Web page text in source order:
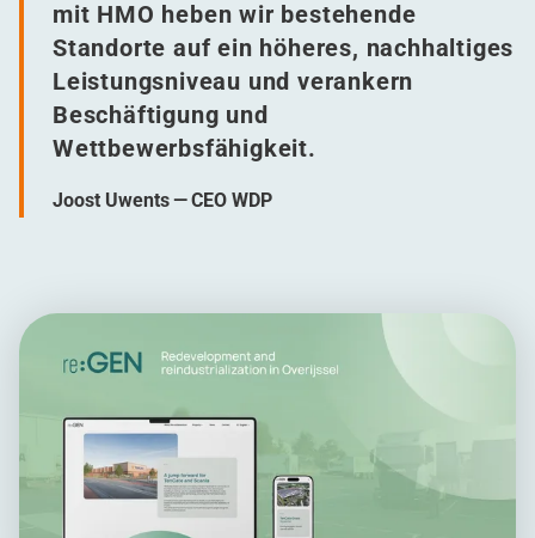
mit HMO heben wir bestehende
Standorte auf ein höheres, nachhaltiges
Leistungsniveau und verankern
Beschäftigung und
Wettbewerbsfähigkeit.
Joost Uwents — CEO WDP